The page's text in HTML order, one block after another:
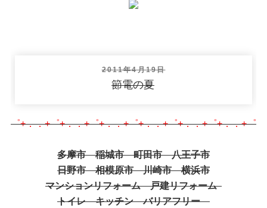
投
2011年4月19日
節電の夏
゜+．．+゜+．．+゜+．．+゜+．．+゜+．．+゜+．．+゜
多摩市 稲城市 町田市 八王子市
日野市 相模原市 川崎市 横浜市
マンションリフォーム 戸建リフォーム
トイレ キッチン バリアフリー